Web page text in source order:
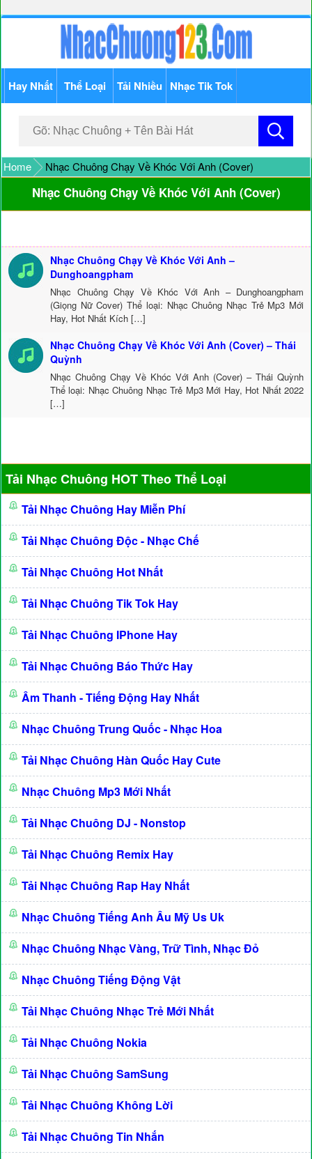
Hay Nhất Thể Loại Tải Nhiều Nhạc Tik Tok
Home Nhạc Chuông Chạy Về Khóc Với Anh (Cover)
Nhạc Chuông Chạy Về Khóc Với Anh (Cover)
Nhạc Chuông Chạy Về Khóc Với Anh –
Dunghoangpham
Nhạc Chuông Chạy Về Khóc Với Anh – Dunghoangpham
(Giọng Nữ Cover) Thể loại: Nhạc Chuông Nhạc Trẻ Mp3 Mới
Hay, Hot Nhất Kích […]
Nhạc Chuông Chạy Về Khóc Với Anh (Cover) – Thái
Quỳnh
Nhạc Chuông Chạy Về Khóc Với Anh (Cover) – Thái Quỳnh
Thể loại: Nhạc Chuông Nhạc Trẻ Mp3 Mới Hay, Hot Nhất 2022
[…]
Tải Nhạc Chuông HOT Theo Thể Loại
Tải Nhạc Chuông Hay Miễn Phí
Tải Nhạc Chuông Độc - Nhạc Chế
Tải Nhạc Chuông Hot Nhất
Tải Nhạc Chuông Tik Tok Hay
Tải Nhạc Chuông IPhone Hay
Tải Nhạc Chuông Báo Thức Hay
Âm Thanh - Tiếng Động Hay Nhất
Nhạc Chuông Trung Quốc - Nhạc Hoa
Tải Nhạc Chuông Hàn Quốc Hay Cute
Nhạc Chuông Mp3 Mới Nhất
Tải Nhạc Chuông DJ - Nonstop
Tải Nhạc Chuông Remix Hay
Tải Nhạc Chuông Rap Hay Nhất
Nhạc Chuông Tiếng Anh Âu Mỹ Us Uk
Nhạc Chuông Nhạc Vàng, Trữ Tình, Nhạc Đỏ
Nhạc Chuông Tiếng Động Vật
Tải Nhạc Chuông Nhạc Trẻ Mới Nhất
Tải Nhạc Chuông Nokia
Tải Nhạc Chuông SamSung
Tải Nhạc Chuông Không Lời
Tải Nhạc Chuông Tin Nhắn